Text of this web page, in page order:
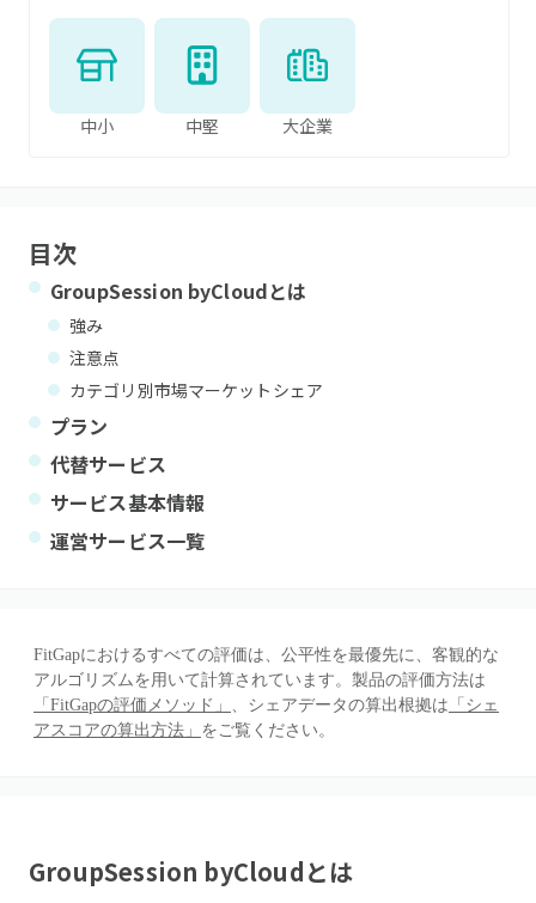
中小 中堅 大企業
目次
GroupSession byCloudとは
強み
注意点
カテゴリ別市場マーケットシェア
プラン
代替サービス
サービス基本情報
運営サービス一覧
FitGapにおけるすべての評価は、公平性を最優先に、客観的な
アルゴリズムを用いて計算されています。製品の評価方法は
「FitGapの評価メソッド」 、シェアデータの算出根拠は 「シェ
アスコアの算出方法」 をご覧ください。
GroupSession byCloudとは